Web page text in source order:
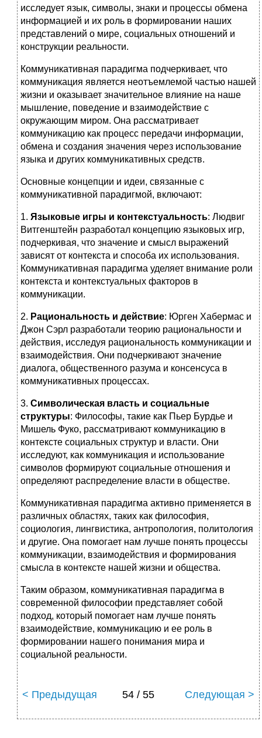
исследует язык, символы, знаки и процессы обмена
информацией и их роль в формировании наших
представлений о мире, социальных отношений и
конструкции реальности.
Коммуникативная парадигма подчеркивает, что
коммуникация является неотъемлемой частью нашей
жизни и оказывает значительное влияние на наше
мышление, поведение и взаимодействие с
окружающим миром. Она рассматривает
коммуникацию как процесс передачи информации,
обмена и создания значения через использование
языка и других коммуникативных средств.
Основные концепции и идеи, связанные с
коммуникативной парадигмой, включают:
1. Языковые игры и контекстуальность: Людвиг
Витгенштейн разработал концепцию языковых игр,
подчеркивая, что значение и смысл выражений
зависят от контекста и способа их использования.
Коммуникативная парадигма уделяет внимание роли
контекста и контекстуальных факторов в
коммуникации.
2. Рациональность и действие: Юрген Хабермас и
Джон Сэрл разработали теорию рациональности и
действия, исследуя рациональность коммуникации и
взаимодействия. Они подчеркивают значение
диалога, общественного разума и консенсуса в
коммуникативных процессах.
3. Символическая власть и социальные
структуры: Философы, такие как Пьер Бурдье и
Мишель Фуко, рассматривают коммуникацию в
контексте социальных структур и власти. Они
исследуют, как коммуникация и использование
символов формируют социальные отношения и
определяют распределение власти в обществе.
Коммуникативная парадигма активно применяется в
различных областях, таких как философия,
социология, лингвистика, антропология, политология
и другие. Она помогает нам лучше понять процессы
коммуникации, взаимодействия и формирования
смысла в контексте нашей жизни и общества.
Таким образом, коммуникативная парадигма в
современной философии представляет собой
подход, который помогает нам лучше понять
взаимодействие, коммуникацию и ее роль в
формировании нашего понимания мира и
социальной реальности.
< Предыдущая 54 / 55 Следующая >